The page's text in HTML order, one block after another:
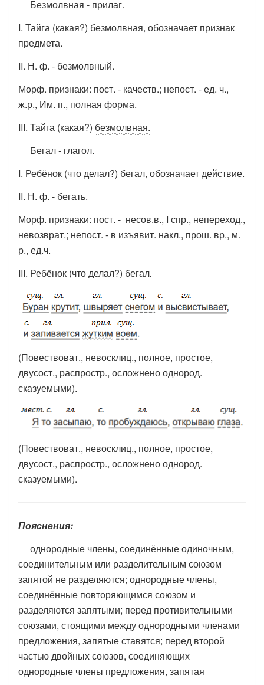
Безмолвная - прилаг.
I. Тайга (какая?) безмолвная, обозначает признак
предмета.
II. Н. ф. - безмолвный.
Морф. признаки: пост. - качеств.; непост. - ед. ч.,
ж.р., Им. п., полная форма.
III. Тайга (какая?) безмолвная.
Бегал - глагол.
I. Ребёнок (что делал?) бегал, обозначает действие.
II. Н. ф. - бегать.
Морф. признаки: пост. - несов.в., I спр., непереход.,
невозврат.; непост. - в изъявит. накл., прош. вр., м.
р., ед.ч.
III. Ребёнок (что делал?) бегал.
(Повествоват., невосклиц., полное, простое,
двусост., распростр., осложнено однород.
сказуемыми).
(Повествоват., невосклиц., полное, простое,
двусост., распростр., осложнено однород.
сказуемыми).
Пояснения:
однородные члены, соединённые одиночным,
соединительным или разделительным союзом
запятой не разделяются; однородные члены,
соединённые повторяющимся союзом и
разделяются запятыми; перед противительными
союзами, стоящими между однородными членами
предложения, запятые ставятся; перед второй
частью двойных союзов, соединяющих
однородные члены предложения, запятая